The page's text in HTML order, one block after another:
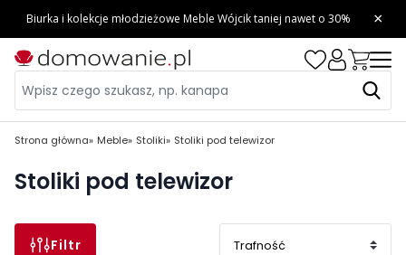
Strona główna Meble Stoliki Stoliki pod telewizor
Stoliki pod telewizor
Filtr